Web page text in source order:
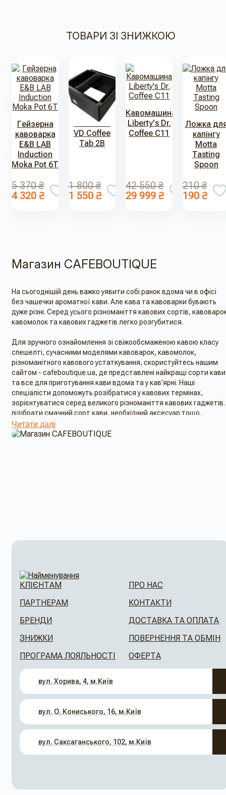
ТОВАРИ ЗІ ЗНИЖКОЮ
Гейзерна
кавоварка
E&B LAB
Induction
Moka Pot 6T
5 370 ₴
4 320 ₴
Нок-бокс
VD Coffee
Tab 2B
1 800 ₴
1 550 ₴
Кавомашина
Liberty's Dr.
Coffee C11
42 550 ₴
29 999 ₴
Ложка
капінгу
Motta
Tasting
Spoon
210 ₴
190 ₴
Магазин CAFEBOUTIQUE
На сьогоднішій день важко уявити собі ранок вдома чи в офісі
без чашечки ароматної кави. Але кава та кавоварки бувають
дуже різні. Серед усього різноманіття кавових сортів,
кавомолок та кавових гаджетів легко розгубитися.
Для зручного ознайомлення зі свіжообсмаженою кавою класу
спешелті, сучасними моделями кавоварок, кавомолок,
різноманітного кавового устаткування, скористуйтесь нашим
сайтом - cafeboutique.ua, де представлені найкращі сорти кави
та все для приготування кави вдома та у кав’ярні. Наші
спеціалісти допоможуть розібратися у кавових термінах,
зорієнтуватися серед великого різноманіття кавових гаджетів,
підібрати смачний сорт кави, необхідний аксесуар тощо.
Магазин CAFEBOUTIQUE забезпечує швидку доставку по Києву
власною службою, доставку в межах України за допомогою
Читати далі
КЛІЄНТАМ
ПАРТНЕРАМ
БРЕНДИ
ЗНИЖКИ
ПРОГРАМА ЛОЯЛЬНОСТІ
ПРО НАС
КОНТАКТИ
ДОСТАВКА ТА ОПЛАТА
ПОВЕРНЕННЯ ТА ОБМІН
ОФЕРТА
вул. Хорива, 4, м.Київ
вул. О. Кониського, 16, м.Київ
вул. Саксаганського, 102, м.Київ